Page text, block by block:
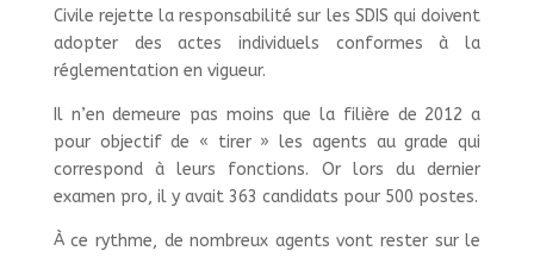
Civile rejette la responsabilité sur les SDIS qui doivent
adopter des actes individuels conformes à la
réglementation en vigueur.
Il n’en demeure pas moins que la filière de 2012 a
pour objectif de « tirer » les agents au grade qui
correspond à leurs fonctions. Or lors du dernier
examen pro, il y avait 363 candidats pour 500 postes.
À ce rythme, de nombreux agents vont rester sur le